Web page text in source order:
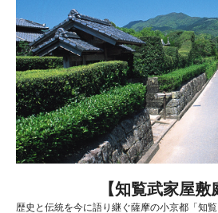
【知覧武家屋敷
歴史と伝統を今に語り継ぐ薩摩の小京都「知